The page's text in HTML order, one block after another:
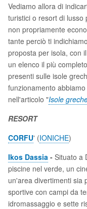
Vediamo allora di
turistici o resort di
non propriamente
tante perciò ti
proposta per isola, con
un elenco il più
presenti sulle isole
funzionamento
nell'articolo "Isole
RESORT
CORFU' (IONICHE)
Ikos Dassia - Situato a
piscine nel verde, un
un'area divertimenti sia
sportive con campi da
idromassaggio e sette